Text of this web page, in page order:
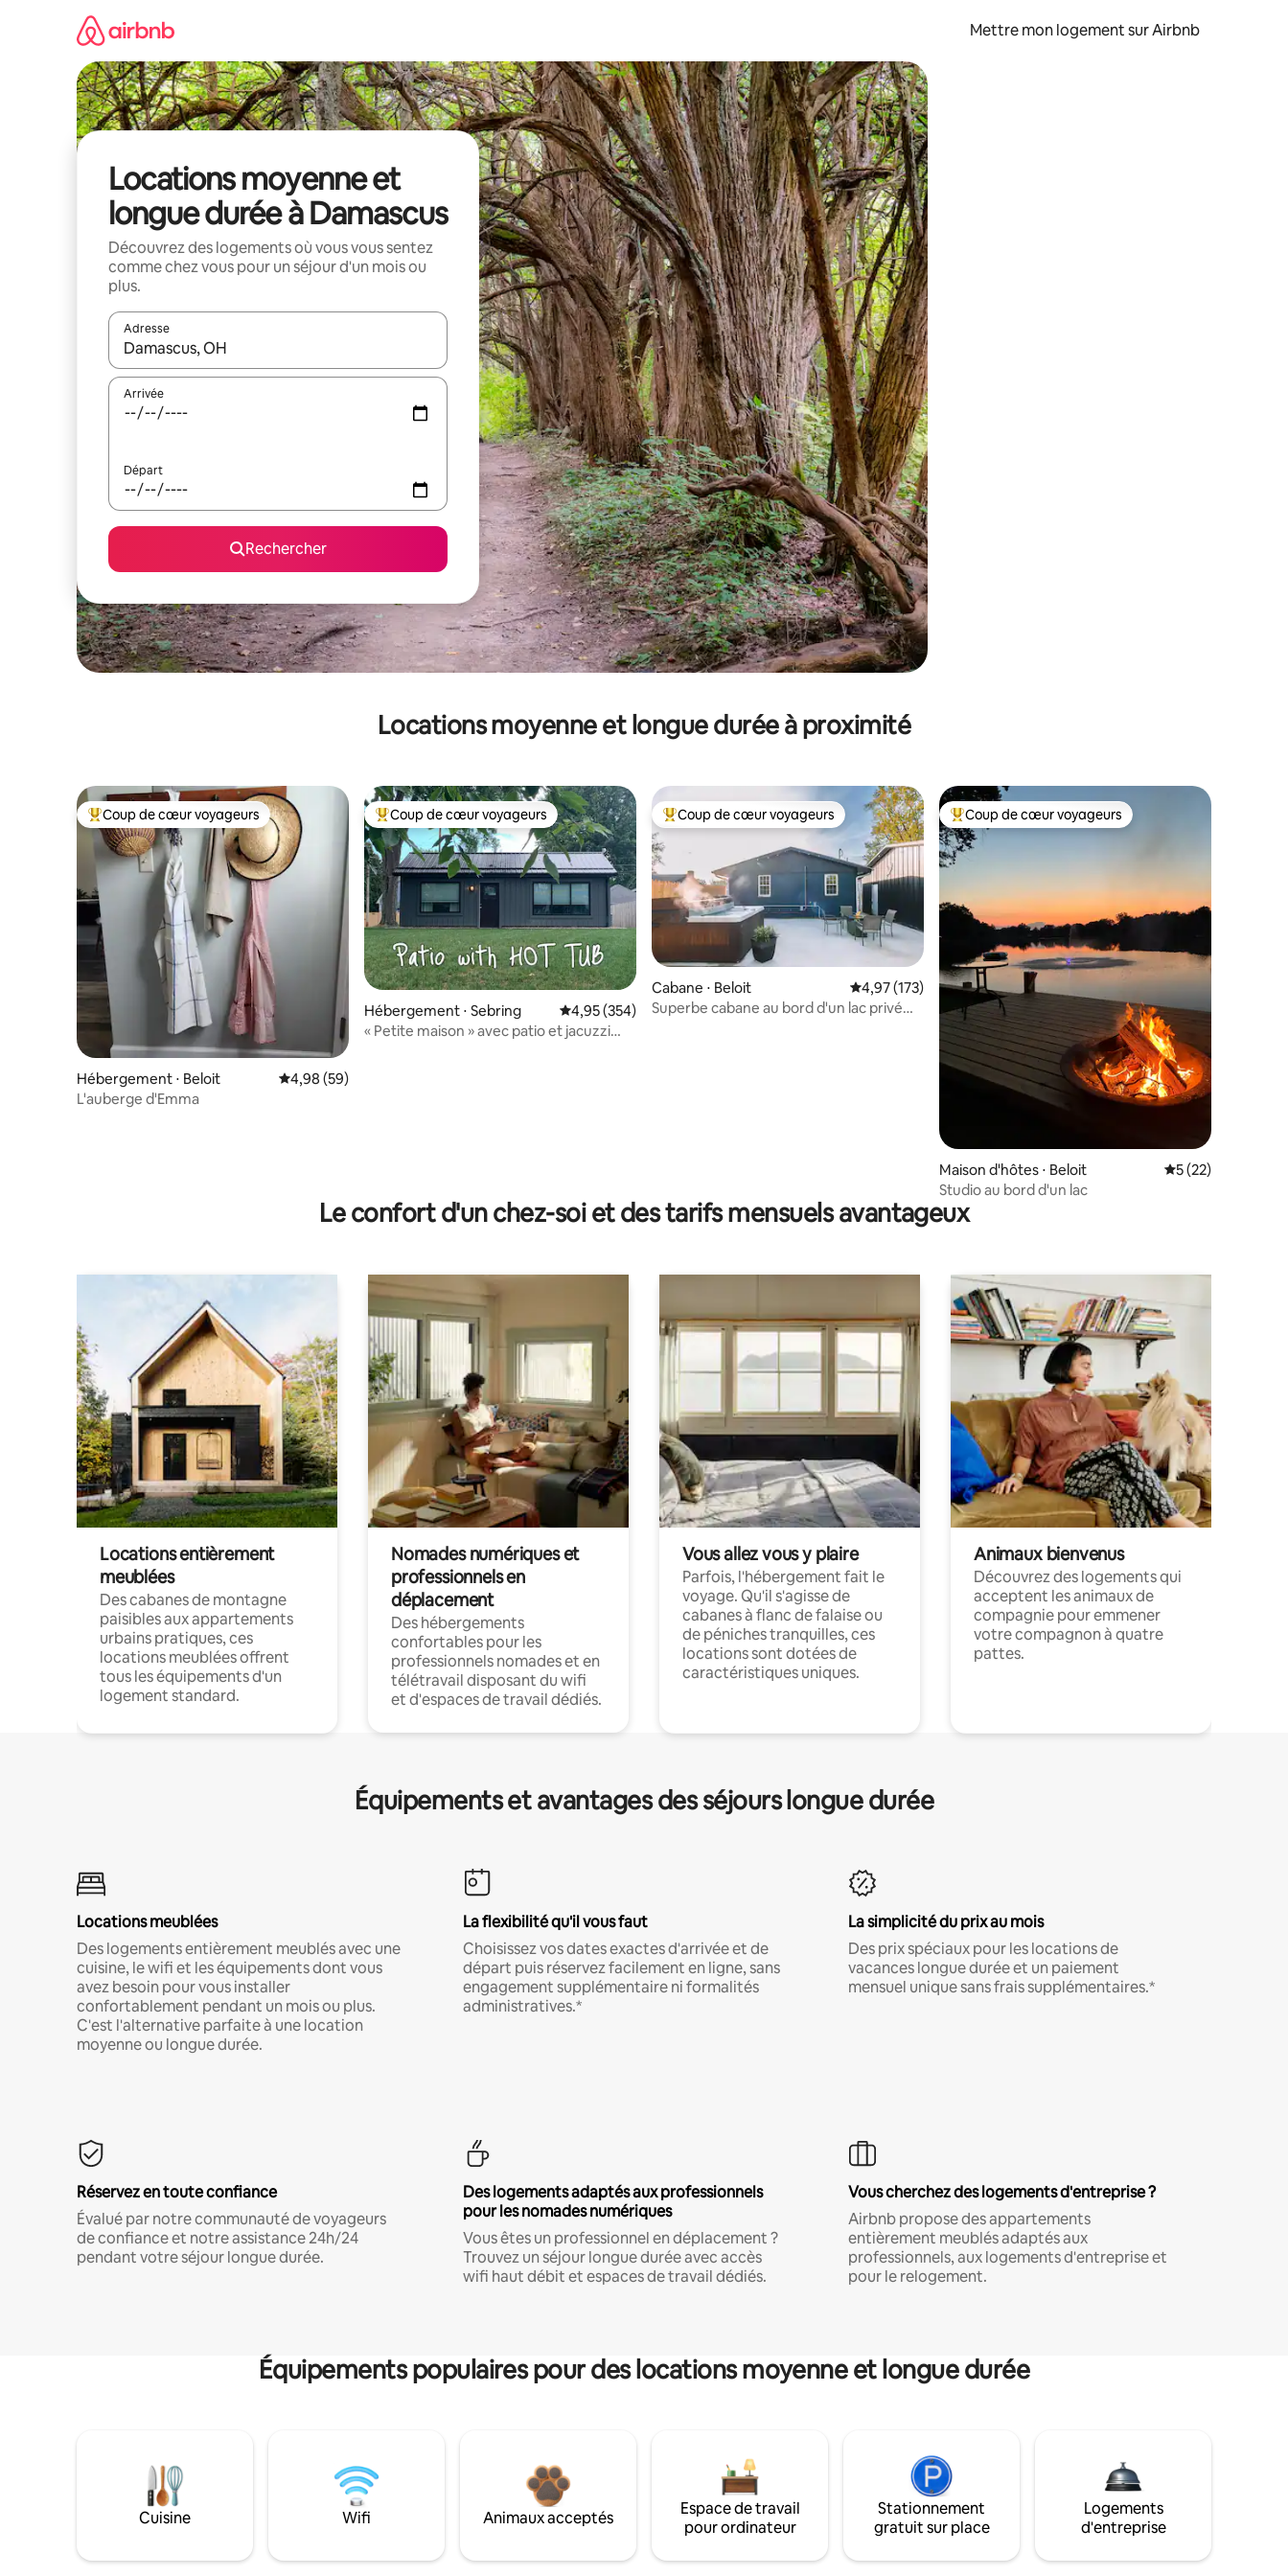
Mettre mon logement sur Airbnb
Locations moyenne et
longue durée à Damascus
Découvrez des logements où vous vous sentez
comme chez vous pour un séjour d'un mois ou
plus.
Adresse
Lorsque les résultats s'affichent, utilisez les flèches vers le haut et vers le bas pour les parcourir ou en appuyant et en faisant glisser.
Arrivée
Départ
Rechercher
Locations moyenne et longue durée à proximité
Coups de cœur voyageurs les plus appréciés
Coup de cœur voyageurs
Hébergement ⋅ Beloit Évaluation moyenne sur la base de 59 commentaires : 4,98 sur 5
4,98 (59)
L'auberge d'Emma
Coups de cœur voyageurs les plus appréciés
Coup de cœur voyageurs
Hébergement ⋅ Sebring Évaluation moyenne sur la base de 354 commentaires : 4,95 sur 5
4,95 (354)
« Petite maison » avec patio et jacuzzi
Coups de cœur voyageurs les plus appréciés
Coup de cœur voyageurs
Cabane ⋅ Beloit Évaluation moyenne sur la base de 173 commentaires : 4,97 sur 5
4,97 (173)
Superbe cabane au bord d'un lac privé
Coups de cœur voyageurs les plus appréciés
Coup de cœur voyageurs
Maison d'hôtes ⋅ Beloit Évaluation
5 (22)
Studio au bord d'un lac
Le confort d'un chez-soi et des tarifs mensuels avantageux
Locations entièrement
meublées
Des cabanes de montagne
paisibles aux appartements
urbains pratiques, ces
locations meublées offrent
tous les équipements d'un
logement standard.
Nomades numériques et
professionnels en
déplacement
Des hébergements
confortables pour les
professionnels nomades et en
télétravail disposant du wifi
et d'espaces de travail dédiés.
Vous allez vous y plaire
Parfois, l'hébergement fait le
voyage. Qu'il s'agisse de
cabanes à flanc de falaise ou
de péniches tranquilles, ces
locations sont dotées de
caractéristiques uniques.
Animaux bienvenus
Découvrez des logements qui
acceptent les animaux de
compagnie pour emmener
votre compagnon à quatre
pattes.
Équipements et avantages des séjours longue durée
Locations meublées
Des logements entièrement meublés avec une
cuisine, le wifi et les équipements dont vous
avez besoin pour vous installer
confortablement pendant un mois ou plus.
C'est l'alternative parfaite à une location
moyenne ou longue durée.
La flexibilité qu'il vous faut
Choisissez vos dates exactes d'arrivée et de
départ puis réservez facilement en ligne, sans
engagement supplémentaire ni formalités
administratives.*
La simplicité du prix au mois
Des prix spéciaux pour les locations de
vacances longue durée et un paiement
mensuel unique sans frais supplémentaires.*
Réservez en toute confiance
Évalué par notre communauté de voyageurs
de confiance et notre assistance 24h/24
pendant votre séjour longue durée.
Des logements adaptés aux professionnels
pour les nomades numériques
Vous êtes un professionnel en déplacement ?
Trouvez un séjour longue durée avec accès
wifi haut débit et espaces de travail dédiés.
Vous cherchez des logements d'entreprise ?
Airbnb propose des appartements
entièrement meublés adaptés aux
professionnels, aux logements d'entreprise et
pour le relogement.
Équipements populaires pour des locations moyenne et longue durée
Cuisine Wifi Animaux acceptés
Espace de travail
pour ordinateur
Stationnement
gratuit sur place
Logements
d'entreprise